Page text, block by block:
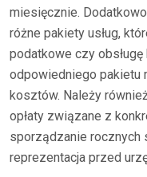
miesięcznie.
różne pakiety usług,
podatkowe czy
odpowiedniego pakietu
kosztów. Należy
opłaty związane z
sporządzanie rocznych
reprezentacja przed